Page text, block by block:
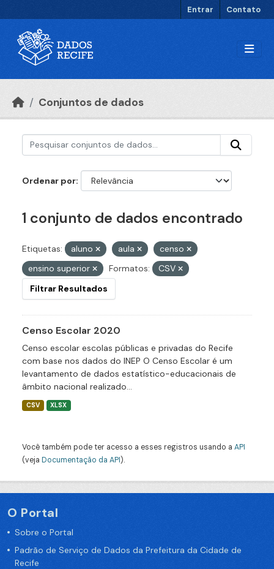
Entrar Contato
Conjuntos de dados
Ordenar por
1 conjunto de dados encontrado
Etiquetas: aluno aula
censo
ensino superior
Formatos:
CSV
Filtrar Resultados
Censo Escolar 2020
Censo escolar escolas públicas e privadas do Recife
com base nos dados do INEP O Censo Escolar é um
levantamento de dados estatístico-educacionais de
âmbito nacional realizado...
CSV XLSX
Você também pode ter acesso a esses registros usando a API
(veja Documentação da API).
O Portal
Sobre o Portal
Padrão de Serviço de Dados da Prefeitura da Cidade de
Recife